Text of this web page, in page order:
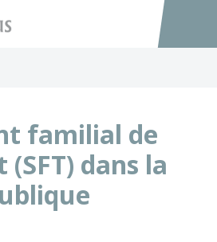
Accéder
familial de
dans la